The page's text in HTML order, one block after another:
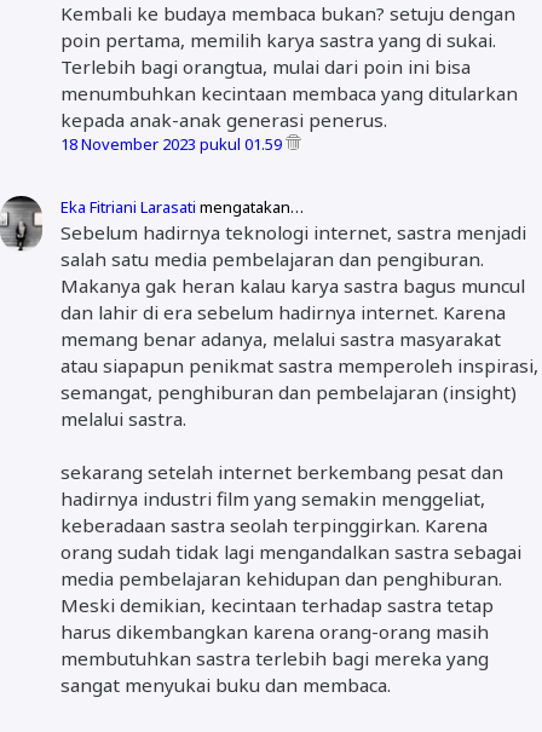
Kembali ke budaya membaca bukan? setuju dengan
poin pertama, memilih karya sastra yang di sukai.
Terlebih bagi orangtua, mulai dari poin ini bisa
menumbuhkan kecintaan membaca yang ditularkan
kepada anak-anak generasi penerus.
18 November 2023 pukul 01.59
Eka Fitriani Larasati mengatakan…
Sebelum hadirnya teknologi internet, sastra menjadi
salah satu media pembelajaran dan pengiburan.
Makanya gak heran kalau karya sastra bagus muncul
dan lahir di era sebelum hadirnya internet. Karena
memang benar adanya, melalui sastra masyarakat
atau siapapun penikmat sastra memperoleh inspirasi,
semangat, penghiburan dan pembelajaran (insight)
melalui sastra.
sekarang setelah internet berkembang pesat dan
hadirnya industri film yang semakin menggeliat,
keberadaan sastra seolah terpinggirkan. Karena
orang sudah tidak lagi mengandalkan sastra sebagai
media pembelajaran kehidupan dan penghiburan.
Meski demikian, kecintaan terhadap sastra tetap
harus dikembangkan karena orang-orang masih
membutuhkan sastra terlebih bagi mereka yang
sangat menyukai buku dan membaca.